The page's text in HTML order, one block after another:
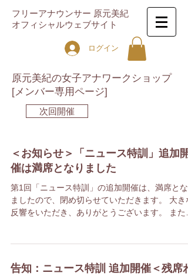
フリーアナウンサー 原元美紀
オフィシャルウェブサイト
ログイン
原元美紀の女子アナワークショップ
[メンバー専用ページ]
次回開催
＜お知らせ＞「ニュース特訓」追加開
催は満席となりました
第1回「ニュース特訓」の追加開催は、満席とな
ましたので、閉め切らせていただきます。 大き
反響をいただき、ありがとうございます。 また
告知：ニュース特訓 追加開催＜残席わ